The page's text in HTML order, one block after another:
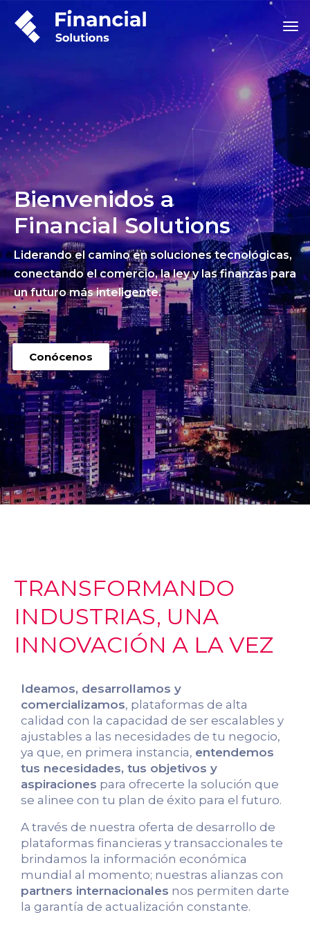
Bienvenidos a
Financial Solutions
Liderando el camino en soluciones tecnológicas,
conectando el comercio, la ley y las finanzas para
un futuro más inteligente.
Conócenos
TRANSFORMANDO
INDUSTRIAS, UNA
INNOVACIÓN A LA VEZ
Ideamos, desarrollamos y
comercializamos, plataformas de alta
calidad con la capacidad de ser escalables y
ajustables a las necesidades de tu negocio,
ya que, en primera instancia, entendemos
tus necesidades, tus objetivos y
aspiraciones para ofrecerte la solución que
se alinee con tu plan de éxito para el futuro.
A través de nuestra oferta de desarrollo de
plataformas financieras y transaccionales te
brindamos la información económica
mundial al momento; nuestras alianzas con
partners internacionales nos permiten darte
la garantía de actualización constante.